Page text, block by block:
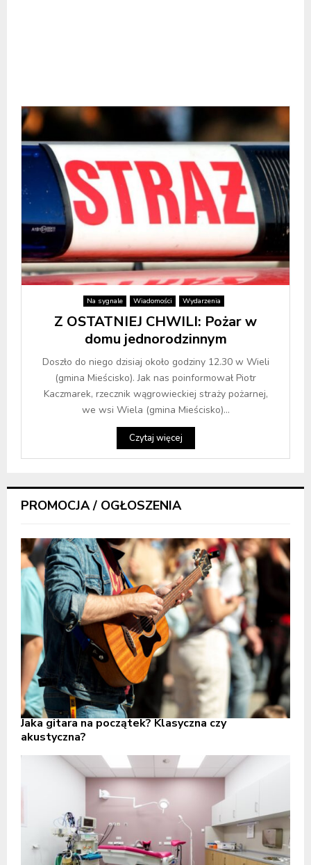
Na sygnale Wiadomości Wydarzenia
Z OSTATNIEJ CHWILI: Pożar w
domu jednorodzinnym
Doszło do niego dzisiaj około godziny 12.30 w Wieli
(gmina Mieścisko). Jak nas poinformował Piotr
Kaczmarek, rzecznik wągrowieckiej straży pożarnej,
we wsi Wiela (gmina Mieścisko)...
Czytaj więcej
PROMOCJA / OGŁOSZENIA
Jaka gitara na początek? Klasyczna czy
akustyczna?